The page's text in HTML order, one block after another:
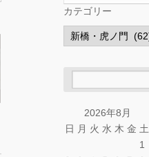
カテゴリー
2026年8月
日 月 火 水 木 金 土
1